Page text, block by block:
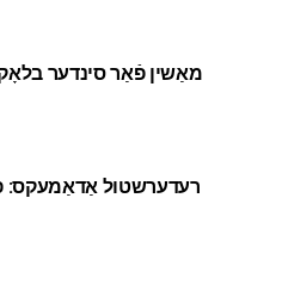
מאַשין פֿאַר סינדער בלאָק
רעדערשטול אַדאַמעקס: